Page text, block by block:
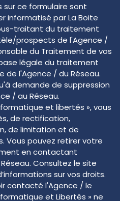
sur ce formulaire sont
informatisé par La Boite
traitant du traitement
prospects de l'Agence /
du Traitement de vos
légale du traitement
de l'Agence / du Réseau.
demande de suppression
/ au Réseau.
et libertés », vous
de rectification,
de limitation et de
Vous pouvez retirer votre
en contactant
Consultez le site
sur vos droits.
contacté l'Agence / le
et Libertés » ne